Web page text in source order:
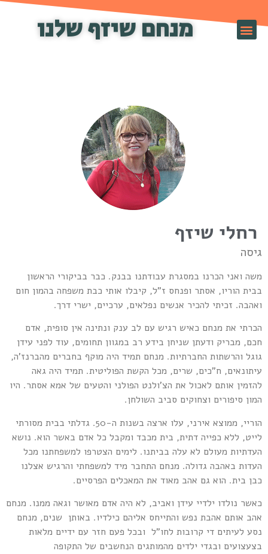
מנחם שיזף שלנו
רחלי שיזף
ואני הכרנו במסגרת עבודתנו בבנק. כבר בביקורי הראשון
הוריו, אסתר ופנחס ז"ל, קיבלו אותי כבת משפחה בהמון חום
זכיתי להכיר אנשים נפלאים, ערכיים, ישרי דרך.
את מנחם כאיש רגיש עם לב ענק ונתינה אין סופית, אדם
מבריק ודעתן שניחן בידע רב במגוון תחומים, עוד לפני עידן
והרשתות החברתיות. מנחם תמיד היה מוקף בחברים מהברנז'ה,
ח"כים, שרים, מכל הקשת הפוליטית. תמיד היה גאה
אותם לאכול את הצ'ולנט הפולני והטעים של אמא אסתר. היו
סיפורים וצחוקים סביב השולחן.
הוריי, ממוצא אירני, עלו ארצה בשנות ה-50. גדלתי בבית מסורתי
ללא כפייה דתית, בית מכבד ומקבל כל אדם באשר הוא. נושא
מעולם לא עלה בביתנו. לימים הצטרפו למשפחתנו מכל
באהבה גדולה. מנחם התחבר מיד למשפחתי והרגיש אצלנו
בית. הוא גם אהב מאוד את המאכלים הפרסיים.
נולדו ילדיי עידן ואביב, לא היה אדם מאושר וגאה ממנו. מנחם
אותם אהבת נפש והתייחס אליהם כילדיו. באותן שנים, מנחם
לעיתים די קרובות לחו"ל ובכל פעם חזר עם ידיים מלאות
ובגדי ילדים מהמותגים הנחשבים של התקופה